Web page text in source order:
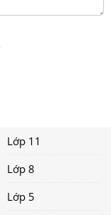
Lớp 11
Lớp 8
Lớp 5